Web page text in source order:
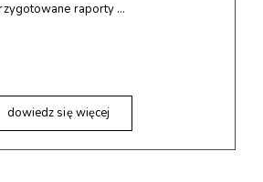
raporty …
dowiedz się więcej